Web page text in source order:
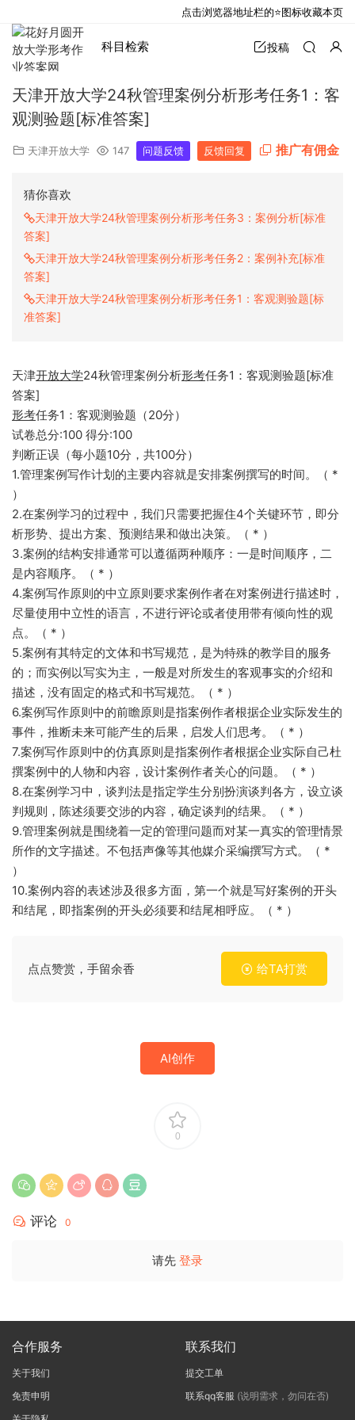
科目检索 投稿
天津开放大学24秋管理案例分析形考任务1：客
观测验题[标准答案]
天津开放大学 147 问题反馈 反馈回复 推广有佣金
猜你喜欢
天津开放大学24秋管理案例分析形考任务3：案例分析[标准
答案]
天津开放大学24秋管理案例分析形考任务2：案例补充[标准
答案]
天津开放大学24秋管理案例分析形考任务1：客观测验题[标
准答案]
天津开放大学24秋管理案例分析形考任务1：客观测验题[标准
答案]
形考任务1：客观测验题（20分）
试卷总分:100 得分:100
判断正误（每小题10分，共100分）
1.管理案例写作计划的主要内容就是安排案例撰写的时间。（ *
）
2.在案例学习的过程中，我们只需要把握住4个关键环节，即分
析形势、提出方案、预测结果和做出决策。（ * ）
3.案例的结构安排通常可以遵循两种顺序：一是时间顺序，二
是内容顺序。（ * ）
4.案例写作原则的中立原则要求案例作者在对案例进行描述时，
尽量使用中立性的语言，不进行评论或者使用带有倾向性的观
点。（ * ）
5.案例有其特定的文体和书写规范，是为特殊的教学目的服务
的；而实例以写实为主，一般是对所发生的客观事实的介绍和
描述，没有固定的格式和书写规范。（ * ）
6.案例写作原则中的前瞻原则是指案例作者根据企业实际发生的
事件，推断未来可能产生的后果，启发人们思考。（ * ）
7.案例写作原则中的仿真原则是指案例作者根据企业实际自己杜
撰案例中的人物和内容，设计案例作者关心的问题。（ * ）
8.在案例学习中，谈判法是指定学生分别扮演谈判各方，设立谈
判规则，陈述须要交涉的内容，确定谈判的结果。（ * ）
9.管理案例就是围绕着一定的管理问题而对某一真实的管理情景
所作的文字描述。不包括声像等其他媒介采编撰写方式。（ *
）
10.案例内容的表述涉及很多方面，第一个就是写好案例的开头
和结尾，即指案例的开头必须要和结尾相呼应。（ * ）
点点赞赏，手留余香 给TA打赏
AI创作
0
评论 0
请先 登录
合作服务
关于我们
免责申明
联系我们
提交工单
联系qq客服 (说明需求，勿问在否)
点击浏览器地址栏的⭐图标收藏本页